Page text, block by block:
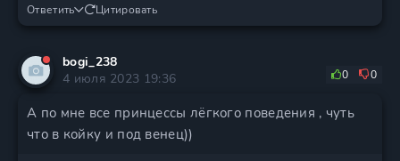
Ответить Цитировать
bogi_238
4 июля 2023 19:36
0 0
А по мне все принцессы лёгкого поведения , чуть
что в койку и под венец))